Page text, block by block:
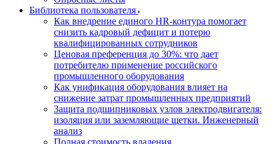
Библиотека пользователя
Как внедрение единого HR-контура помогает
снизить кадровый дефицит и потерю
квалифицированных сотрудников
Ценовая преференция до 30%: что дает
потребителю применение российского
промышленного оборудования
Как унификация оборудования влияет на
снижение затрат промышленных предприятий
Защита подшипниковых узлов электродвигателя:
изоляция или заземляющие щетки. Инженерный
анализ
Полная стоимость владения